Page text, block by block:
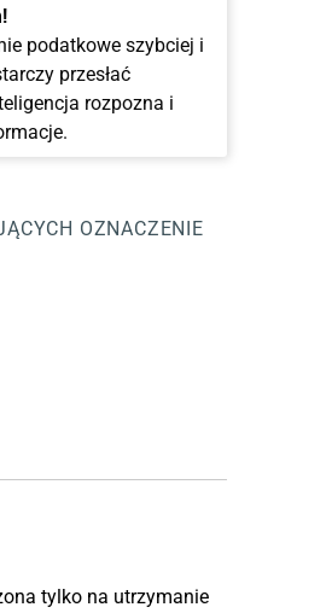
podatkowe szybciej i
przesłać
rozpozna i
OZNACZENIE
tylko na utrzymanie